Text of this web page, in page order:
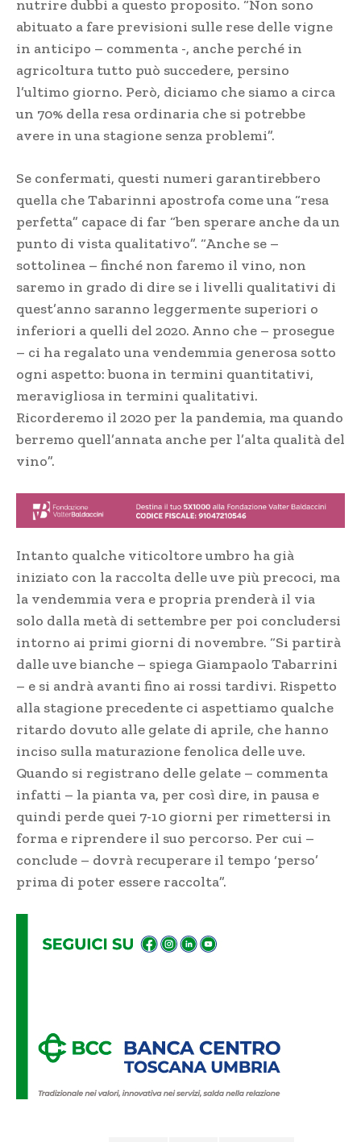
nutrire dubbi a questo proposito. “Non sono
abituato a fare previsioni sulle rese delle vigne
in anticipo – commenta -, anche perché in
agricoltura tutto può succedere, persino
l’ultimo giorno. Però, diciamo che siamo a circa
un 70% della resa ordinaria che si potrebbe
avere in una stagione senza problemi”.
Se confermati, questi numeri garantirebbero
quella che Tabarinni apostrofa come una “resa
perfetta” capace di far “ben sperare anche da un
punto di vista qualitativo”. “Anche se –
sottolinea – finché non faremo il vino, non
saremo in grado di dire se i livelli qualitativi di
quest’anno saranno leggermente superiori o
inferiori a quelli del 2020. Anno che – prosegue
– ci ha regalato una vendemmia generosa sotto
ogni aspetto: buona in termini quantitativi,
meravigliosa in termini qualitativi.
Ricorderemo il 2020 per la pandemia, ma quando
berremo quell’annata anche per l’alta qualità del
vino”.
Intanto qualche viticoltore umbro ha già
iniziato con la raccolta delle uve più precoci, ma
la vendemmia vera e propria prenderà il via
solo dalla metà di settembre per poi concludersi
intorno ai primi giorni di novembre. “Si partirà
dalle uve bianche – spiega Giampaolo Tabarrini
– e si andrà avanti fino ai rossi tardivi. Rispetto
alla stagione precedente ci aspettiamo qualche
ritardo dovuto alle gelate di aprile, che hanno
inciso sulla maturazione fenolica delle uve.
Quando si registrano delle gelate – commenta
infatti – la pianta va, per così dire, in pausa e
quindi perde quei 7-10 giorni per rimettersi in
forma e riprendere il suo percorso. Per cui –
conclude – dovrà recuperare il tempo ‘perso’
prima di poter essere raccolta”.